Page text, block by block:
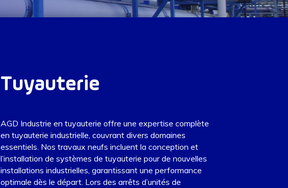
Tuyauterie
AGD Industrie en tuyauterie offre une expertise complète
en tuyauterie industrielle, couvrant divers domaines
essentiels. Nos travaux neufs incluent la conception et
l’installation de systèmes de tuyauterie pour de nouvelles
installations industrielles, garantissant une performance
optimale dès le départ. Lors des arrêts d’unités de